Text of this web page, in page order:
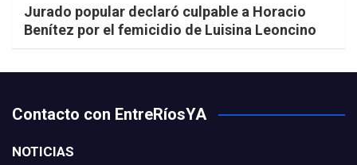
Jurado popular declaró culpable a Horacio
Benítez por el femicidio de Luisina Leoncino
Contacto con EntreRíosYA
NOTICIAS